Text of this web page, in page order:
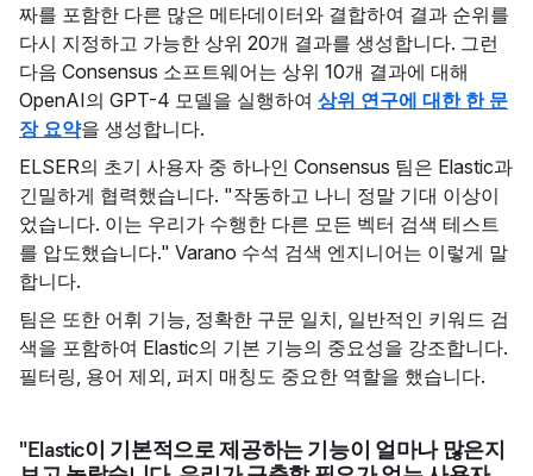
짜를 포함한 다른 많은 메타데이터와 결합하여 결과 순위를
다시 지정하고 가능한 상위 20개 결과를 생성합니다. 그런
다음 Consensus 소프트웨어는 상위 10개 결과에 대해
OpenAI의 GPT-4 모델을 실행하여 상위 연구에 대한 한 문
장 요약을 생성합니다.
ELSER의 초기 사용자 중 하나인 Consensus 팀은 Elastic과
긴밀하게 협력했습니다. "작동하고 나니 정말 기대 이상이
었습니다. 이는 우리가 수행한 다른 모든 벡터 검색 테스트
를 압도했습니다." Varano 수석 검색 엔지니어는 이렇게 말
합니다.
팀은 또한 어휘 기능, 정확한 구문 일치, 일반적인 키워드 검
색을 포함하여 Elastic의 기본 기능의 중요성을 강조합니다.
필터링, 용어 제외, 퍼지 매칭도 중요한 역할을 했습니다.
"Elastic이 기본적으로 제공하는 기능이 얼마나 많은지